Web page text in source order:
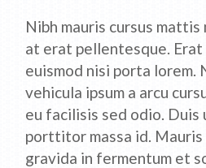
Nibh mauris cursus
at erat pellentesque.
euismod nisi porta lorem.
vehicula ipsum a arcu
eu facilisis sed odio. Duis
porttitor massa id. Mauris
gravida in fermentum et